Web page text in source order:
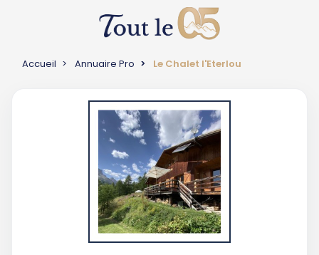
Accueil Annuaire Pro Le Chalet l'Eterlou